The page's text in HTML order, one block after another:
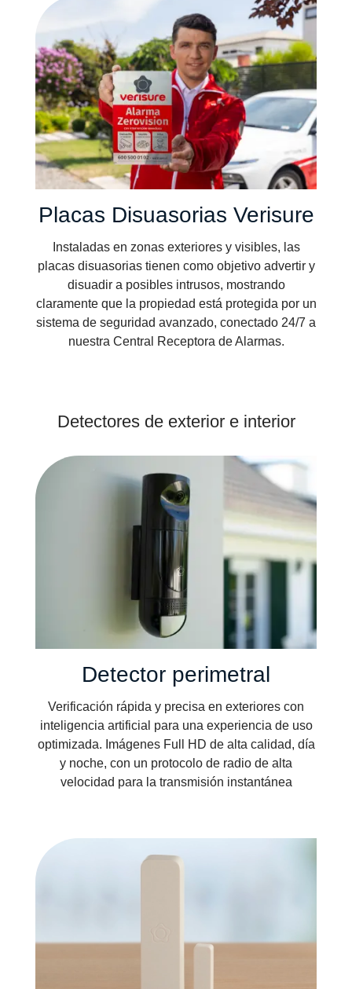
Placas Disuasorias Verisure
Instaladas en zonas exteriores y visibles, las
placas disuasorias tienen como objetivo advertir y
disuadir a posibles intrusos, mostrando
claramente que la propiedad está protegida por un
sistema de seguridad avanzado, conectado 24/7 a
nuestra Central Receptora de Alarmas.
Detectores de exterior e interior
Detector perimetral
Verificación rápida y precisa en exteriores con
inteligencia artificial para una experiencia de uso
optimizada. Imágenes Full HD de alta calidad, día
y noche, con un protocolo de radio de alta
velocidad para la transmisión instantánea